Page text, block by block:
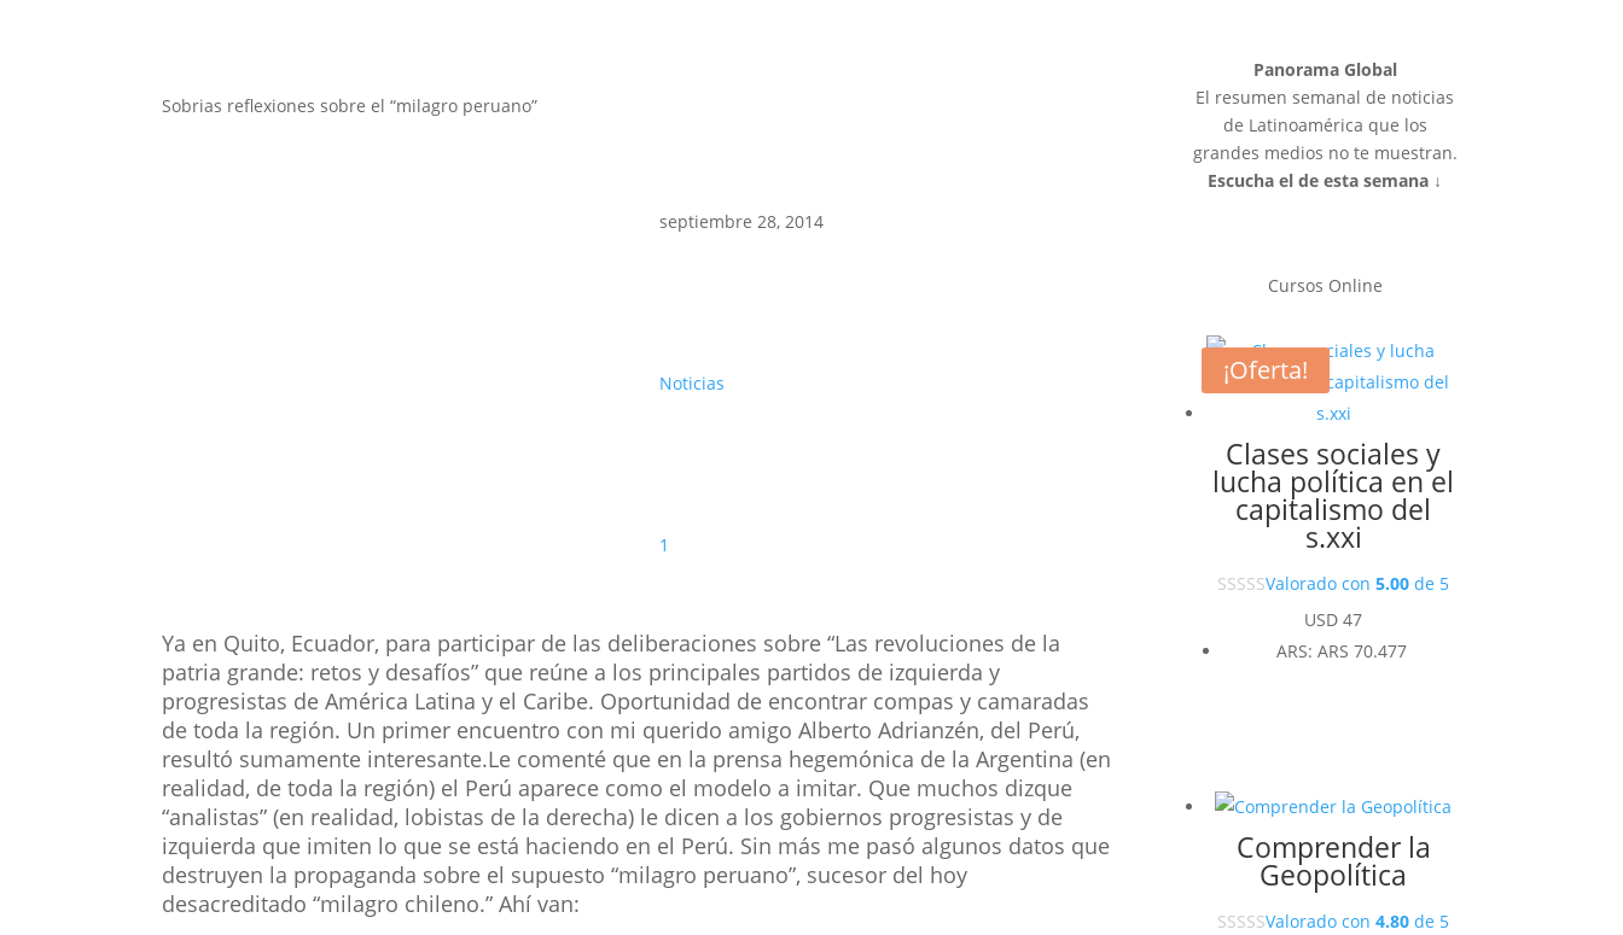
Sobrias reflexiones sobre el “milagro peruano”
septiembre 28, 2014
Noticias
1
Ya en Quito, Ecuador, para participar de las deliberaciones sobre “Las revoluciones de la
patria grande: retos y desafíos” que reúne a los principales partidos de izquierda y
progresistas de América Latina y el Caribe. Oportunidad de encontrar compas y camaradas
de toda la región. Un primer encuentro con mi querido amigo Alberto Adrianzén, del Perú,
resultó sumamente interesante.Le comenté que en la prensa hegemónica de la Argentina (en
realidad, de toda la región) el Perú aparece como el modelo a imitar. Que muchos dizque
“analistas” (en realidad, lobistas de la derecha) le dicen a los gobiernos progresistas y de
izquierda que imiten lo que se está haciendo en el Perú. Sin más me pasó algunos datos que
destruyen la propaganda sobre el supuesto “milagro peruano”, sucesor del hoy
desacreditado “milagro chileno.” Ahí van:
Panorama Global
El resumen semanal de noticias
de Latinoamérica que los
grandes medios no te muestran.
Escucha el de esta semana ↓
Cursos Online
Clases sociales y
lucha política en el
capitalismo del
s.xxi
Valorado con5.00 de 5
USD 47
ARS:ARS 70.477
Comprender la
Geopolítica
Valorado con4.80 de 5
¡Oferta!